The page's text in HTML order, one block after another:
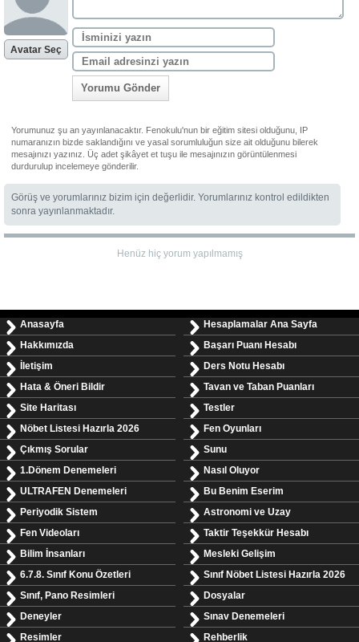
Avatar Seç
Yorumu Gönder
Yorumunuz şu an yayınlanacaktır. Fenokulu'nun bir eğitim sitesi olduğunu, IP
numaranızın bizde saklandığını ve yasal sorumluluğun size ait olduğunu bilerek
mesajınızı yazınız. Üç adet şikâyet et tuşu ile mesajınızın görüntülenmesi
durdurulup incelemeye gönderilir.
Görüş ve yorumlarınız bizim için değerlidir. Yorumlarınız kontrol edildikten
sonra yayınlanmaktadır.
Henüz hiç yorum yapılmamış
Anasayfa
Hakkımızda
İletişim
Hata & Öneri Bildir
Site Haritası
Nöbet Listesi Hazırla 2026
Çıkmış Sorular
1.Dönem Denemeleri
ULTRAFEN Denemeleri
Periyodik Sistem
Fen Videoları
Bilim İnsanları
6.7.8. Sınıf Konu Özetleri
Sınıf, Pano Resimleri
Deneyler
Resimler
Hesaplamalar Ana Sayfa
Başarı Puanı Hesabı
Ders Notu Hesabı
Tavan ve Taban Puanları
Testler
Fen Oyunları
Sunu
Nasıl Oluyor
Bu Benim Eserim
Astronomi ve Uzay
Taktir Teşekkür Hesabı
Mesleki Gelişim
Sınıf Nöbet Listesi Hazırla 2026
Dosyalar
Sınav Denemeleri
Rehberlik